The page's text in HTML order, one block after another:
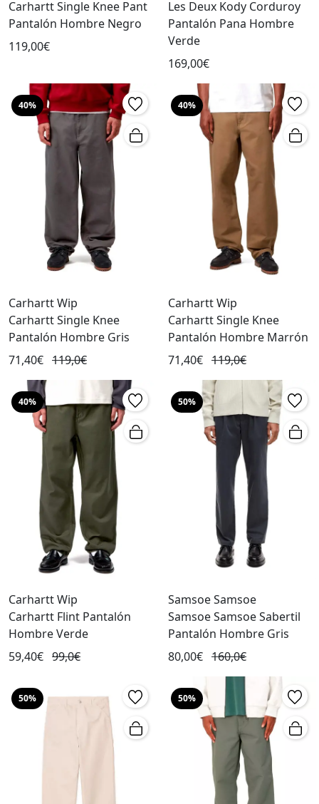
Carhartt Single Knee Pant
Pantalón Hombre Negro
119,00€
Les Deux Kody Corduroy
Pantalón Pana Hombre
Verde
169,00€
40%
Carhartt Wip
Carhartt Single Knee
Pantalón Hombre Gris
71,40€ 119,0€
40%
Carhartt Wip
Carhartt Single Knee
Pantalón Hombre Marrón
71,40€ 119,0€
40%
Carhartt Wip
Carhartt Flint Pantalón
Hombre Verde
59,40€ 99,0€
50%
Samsoe Samsoe
Samsoe Samsoe Sabertil
Pantalón Hombre Gris
80,00€ 160,0€
50% 50%